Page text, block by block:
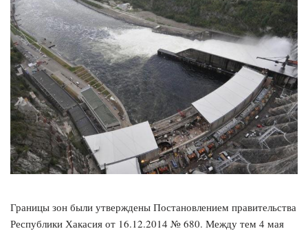
Границы зон были утверждены Постановлением правительства
Республики Хакасия от 16.12.2014 № 680. Между тем 4 мая